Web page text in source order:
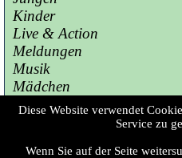
Kinder
Live & Action
Meldungen
Musik
Mädchen
Presse
Diese Website verwendet
Service zu
Wenn Sie auf der Seite